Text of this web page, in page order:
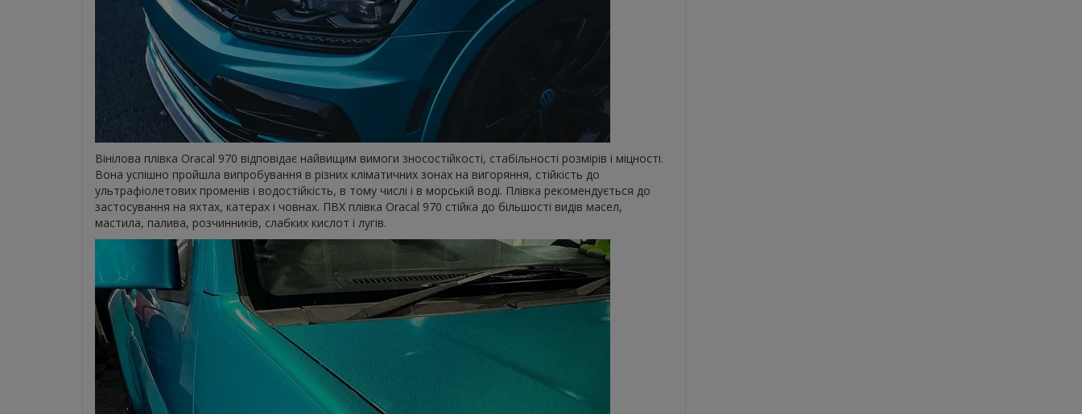
Вінілова плівка Oracal 970 відповідає найвищим вимоги зносостійкості, стабільності розмірів і міцності.
Вона успішно пройшла випробування в різних кліматичних зонах на вигоряння, стійкість до
ультрафіолетових променів і водостійкість, в тому числі і в морській воді. Плівка рекомендується до
застосування на яхтах, катерах і човнах. ПВХ плівка Oracal 970 стійка до більшості видів масел,
мастила, палива, розчинників, слабких кислот і лугів.